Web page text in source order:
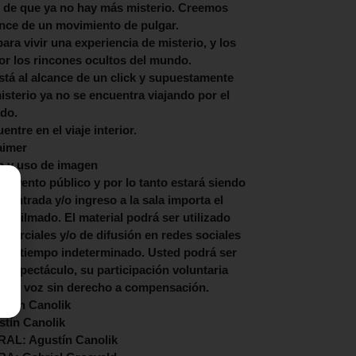
que ya no hay más misterio. Creemos
de un movimiento de pulgar.
vivir una experiencia de misterio, y los
los rincones ocultos del mundo.
al alcance de un click y supuestamente
ya no se encuentra viajando por el
en el viaje interior.
y uso de imagen
evento público y por lo tanto estará siendo
entrada y/o ingreso a la sala importa el
y filmado. El material podrá ser utilizado
y/o de difusión en redes sociales
tiempo indeterminado. Usted podrá ser
espectáculo, su participación voluntaria
y voz sin derecho a compensación.
Canolik
Canolik
Agustín Canolik